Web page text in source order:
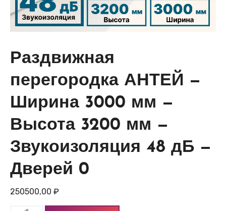
Раздвижная
перегородка АНТЕЙ —
Ширина 3000 мм —
Высота 3200 мм —
Звукоизоляция 48 дБ —
Дверей 0
250500,00 ₽